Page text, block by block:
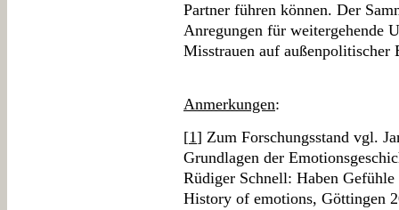
Partner führen können. Der
Anregungen für weitergehende
Misstrauen auf außenpolitischer
Anmerkungen:
[1] Zum Forschungsstand vgl.
Grundlagen der
Rüdiger Schnell: Haben
History of emotions, Göttingen